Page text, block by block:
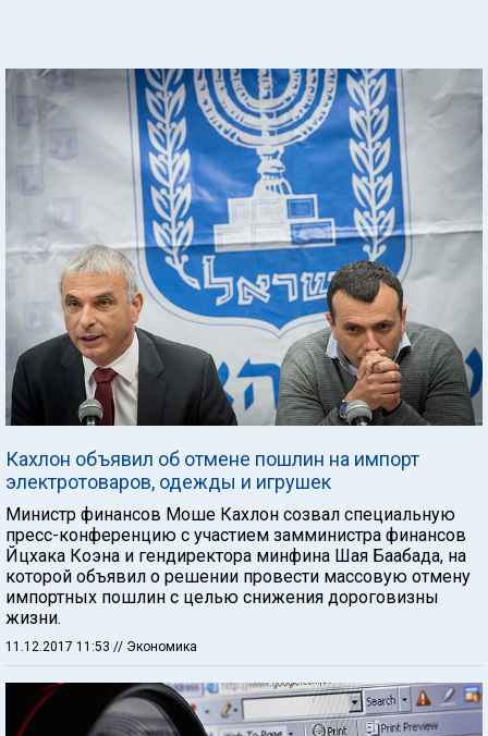
Кахлон объявил об отмене пошлин на импорт
электротоваров, одежды и игрушек
Министр финансов Моше Кахлон созвал специальную
пресс-конференцию с участием замминистра финансов
Йцхака Коэна и гендиректора минфина Шая Баабада, на
которой объявил о решении провести массовую отмену
импортных пошлин с целью снижения дороговизны
жизни.
11.12.2017 11:53 // Экономика